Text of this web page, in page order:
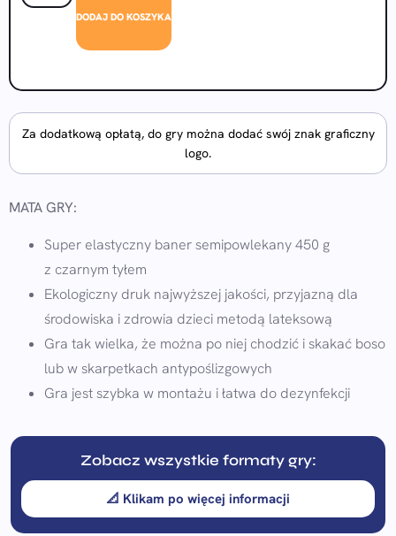
DODAJ DO KOSZYKA
Za dodatkową opłatą, do gry można dodać swój znak graficzny
logo.
MATA GRY:
Super elastyczny baner semipowlekany 450 g
z czarnym tyłem
Ekologiczny druk najwyższej jakości, przyjazną dla
środowiska i zdrowia dzieci metodą lateksową
Gra tak wielka, że można po niej chodzić i skakać boso
lub w skarpetkach antypoślizgowych
Gra jest szybka w montażu i łatwa do dezynfekcji
Zobacz wszystkie formaty gry:
📐 Klikam po więcej informacji